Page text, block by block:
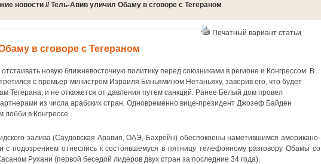
новости // Тель-Авив уличил Обаму в сговоре с Тегераном
Печатный вариант статьи
в сговоре с Тегераном
новую ближневосточную политику перед союзниками в регионе и Конгрессом. В
с премьер-министром Израиля Биньямином Нетаньяху, заверив его, что будет
Тегерана, и не откажется от давления путем санкций. Ранее Белый дом провел
из числа арабских стран. Одновременно вице-президент Джозеф Байден
лобби в Конгрессе.
залива (Саудовская Аравия, ОАЭ, Бахрейн) обеспокоены наметившимся американо-
с подозрением отнеслись к состоявшемуся в пятницу телефонному разговору Обамы со
Рухани (первой беседой лидеров двух стран за последние 34 года).